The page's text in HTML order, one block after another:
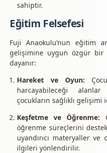
sahiptir.
Eğitim Felsefesi
Fuji Anaokulu’nun eğitim
gelişimine uygun özgür bir
dayanır:
Hareket ve Oyun:
harcayabileceği
çocukların sağlıklı
Keşfetme ve Öğrenme:
öğrenme süreçlerini
uyandırıcı materyaller ve
ilgileri yönlendirilir.